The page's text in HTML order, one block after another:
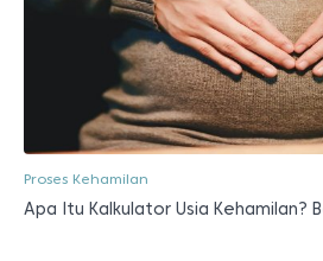
Proses Kehamilan
Apa Itu Kalkulator Usia Kehamilan?